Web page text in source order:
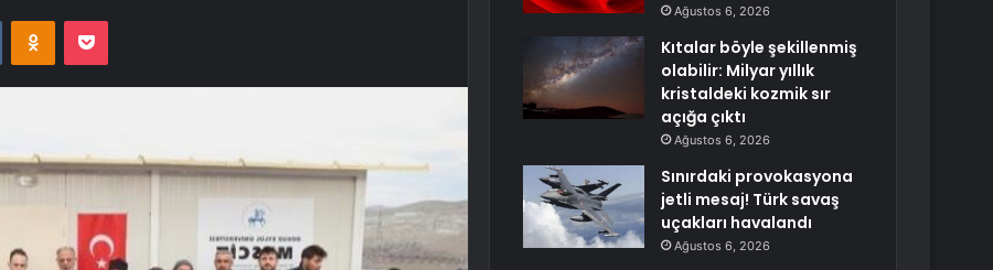
VKontakteOdnoklassniki
Pocket
Ağustos 6, 2026
Kıtalar böyle şekillenmiş
olabilir: Milyar yıllık
kristaldeki kozmik sır
açığa çıktı
Ağustos 6, 2026
Sınırdaki provokasyona
jetli mesaj! Türk savaş
uçakları havalandı
Ağustos 6, 2026